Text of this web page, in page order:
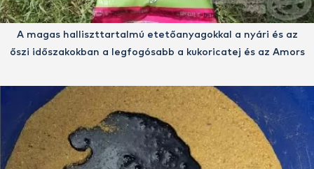
A magas halliszttartalmú etetőanyagokkal a nyári és az
őszi időszakokban a legfogósabb a kukoricatej és az Amors